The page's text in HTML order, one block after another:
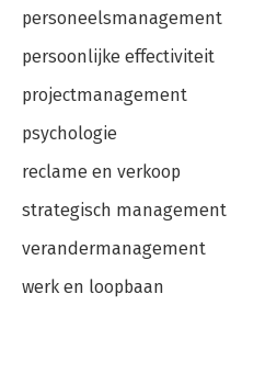
personeelsmanagement
persoonlijke effectiviteit
projectmanagement
psychologie
reclame en verkoop
strategisch management
verandermanagement
werk en loopbaan